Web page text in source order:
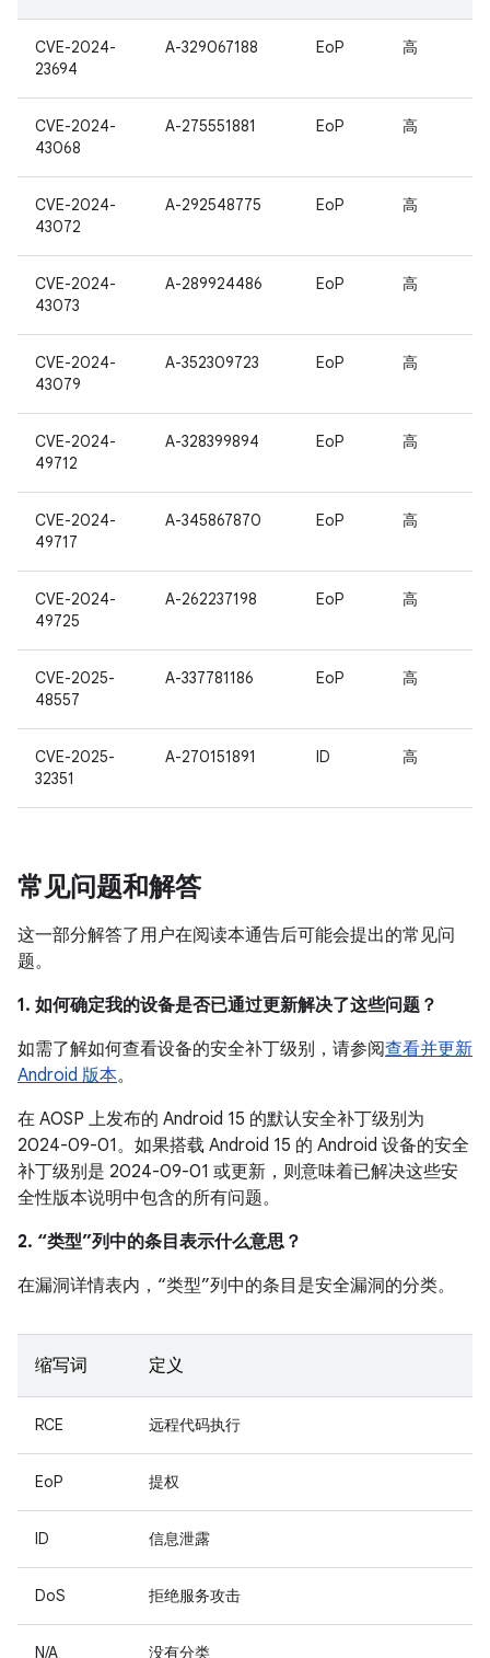
CVE-2024-
23694
A-329067188 EoP 高
CVE-2024-
43068
A-275551881 EoP 高
CVE-2024-
43072
A-292548775 EoP 高
CVE-2024-
43073
A-289924486 EoP 高
CVE-2024-
43079
A-352309723 EoP 高
CVE-2024-
49712
A-328399894 EoP 高
CVE-2024-
49717
A-345867870 EoP 高
CVE-2024-
49725
A-262237198 EoP 高
CVE-2025-
48557
A-337781186 EoP 高
CVE-2025-
32351
A-270151891 ID 高
常见问题和解答
这一部分解答了用户在阅读本通告后可能会提出的常见问
题。
1. 如何确定我的设备是否已通过更新解决了这些问题？
如需了解如何查看设备的安全补丁级别，请参阅查看并更新
Android 版本。
在 AOSP 上发布的 Android 15 的默认安全补丁级别为
2024-09-01。如果搭载 Android 15 的 Android 设备的安全
补丁级别是 2024-09-01 或更新，则意味着已解决这些安
全性版本说明中包含的所有问题。
2. “类型”列中的条目表示什么意思？
在漏洞详情表内，“类型”列中的条目是安全漏洞的分类。
缩写词 定义
RCE 远程代码执行
EoP 提权
ID 信息泄露
DoS 拒绝服务攻击
N/A 没有分类